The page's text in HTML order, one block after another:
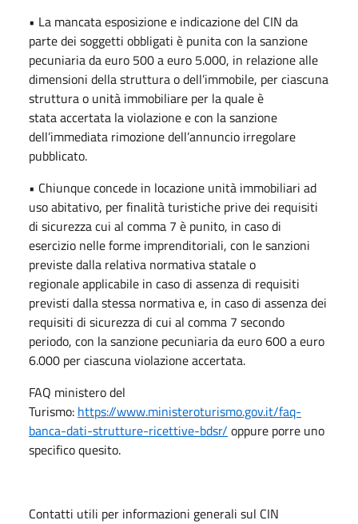
• La mancata esposizione e indicazione del CIN da
parte dei soggetti obbligati è punita con la sanzione
pecuniaria da euro 500 a euro 5.000, in relazione alle
dimensioni della struttura o dell’immobile, per ciascuna
struttura o unità immobiliare per la quale è
stata accertata la violazione e con la sanzione
dell’immediata rimozione dell’annuncio irregolare
pubblicato.
• Chiunque concede in locazione unità immobiliari ad
uso abitativo, per finalità turistiche prive dei requisiti
di sicurezza cui al comma 7 è punito, in caso di
esercizio nelle forme imprenditoriali, con le sanzioni
previste dalla relativa normativa statale o
regionale applicabile in caso di assenza di requisiti
previsti dalla stessa normativa e, in caso di assenza dei
requisiti di sicurezza di cui al comma 7 secondo
periodo, con la sanzione pecuniaria da euro 600 a euro
6.000 per ciascuna violazione accertata.
FAQ ministero del
Turismo: https://www.ministeroturismo.gov.it/faq-
banca-dati-strutture-ricettive-bdsr/ oppure porre uno
specifico quesito.
Contatti utili per informazioni generali sul CIN